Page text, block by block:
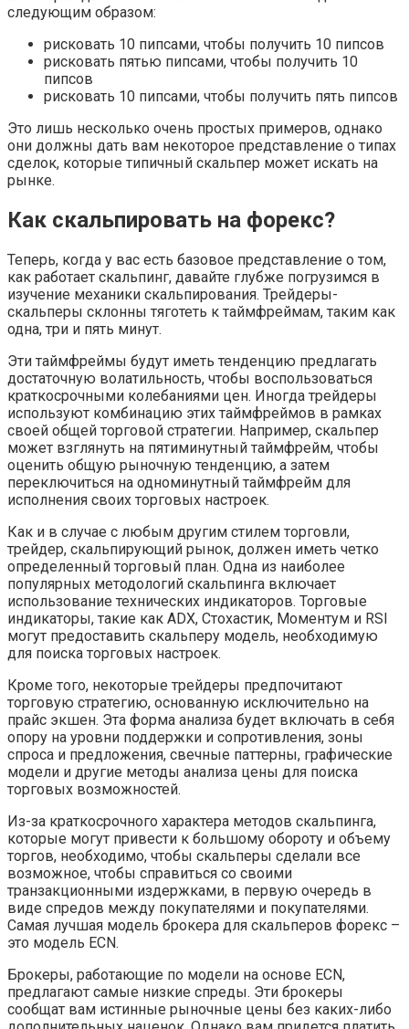
следующим образом:
рисковать 10 пипсами, чтобы получить 10 пипсов
рисковать пятью пипсами, чтобы получить 10
пипсов
рисковать 10 пипсами, чтобы получить пять пипсов
Это лишь несколько очень простых примеров, однако
они должны дать вам некоторое представление о типах
сделок, которые типичный скальпер может искать на
рынке.
Как скальпировать на форекс?
Теперь, когда у вас есть базовое представление о том,
как работает скальпинг, давайте глубже погрузимся в
изучение механики скальпирования. Трейдеры-
скальперы склонны тяготеть к таймфреймам, таким как
одна, три и пять минут.
Эти таймфреймы будут иметь тенденцию предлагать
достаточную волатильность, чтобы воспользоваться
краткосрочными колебаниями цен. Иногда трейдеры
используют комбинацию этих таймфреймов в рамках
своей общей торговой стратегии. Например, скальпер
может взглянуть на пятиминутный таймфрейм, чтобы
оценить общую рыночную тенденцию, а затем
переключиться на одноминутный таймфрейм для
исполнения своих торговых настроек.
Как и в случае с любым другим стилем торговли,
трейдер, скальпирующий рынок, должен иметь четко
определенный торговый план. Одна из наиболее
популярных методологий скальпинга включает
использование технических индикаторов. Торговые
индикаторы, такие как ADX, Стохастик, Моментум и RSI
могут предоставить скальперу модель, необходимую
для поиска торговых настроек.
Кроме того, некоторые трейдеры предпочитают
торговую стратегию, основанную исключительно на
прайс экшен. Эта форма анализа будет включать в себя
опору на уровни поддержки и сопротивления, зоны
спроса и предложения, свечные паттерны, графические
модели и другие методы анализа цены для поиска
торговых возможностей.
Из-за краткосрочного характера методов скальпинга,
которые могут привести к большому обороту и объему
торгов, необходимо, чтобы скальперы сделали все
возможное, чтобы справиться со своими
транзакционными издержками, в первую очередь в
виде спредов между покупателями и покупателями.
Самая лучшая модель брокера для скальперов форекс –
это модель ECN.
Брокеры, работающие по модели на основе ECN,
предлагают самые низкие спреды. Эти брокеры
сообщат вам истинные рыночные цены без каких-либо